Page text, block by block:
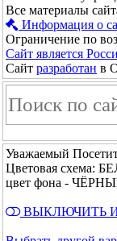
Все материалы
Информация о
Ограничение по
Сайт является
Сайт разработан в
Уважаемый
Цветовая
цвет фона -
ВЫКЛЮЧИТЬ